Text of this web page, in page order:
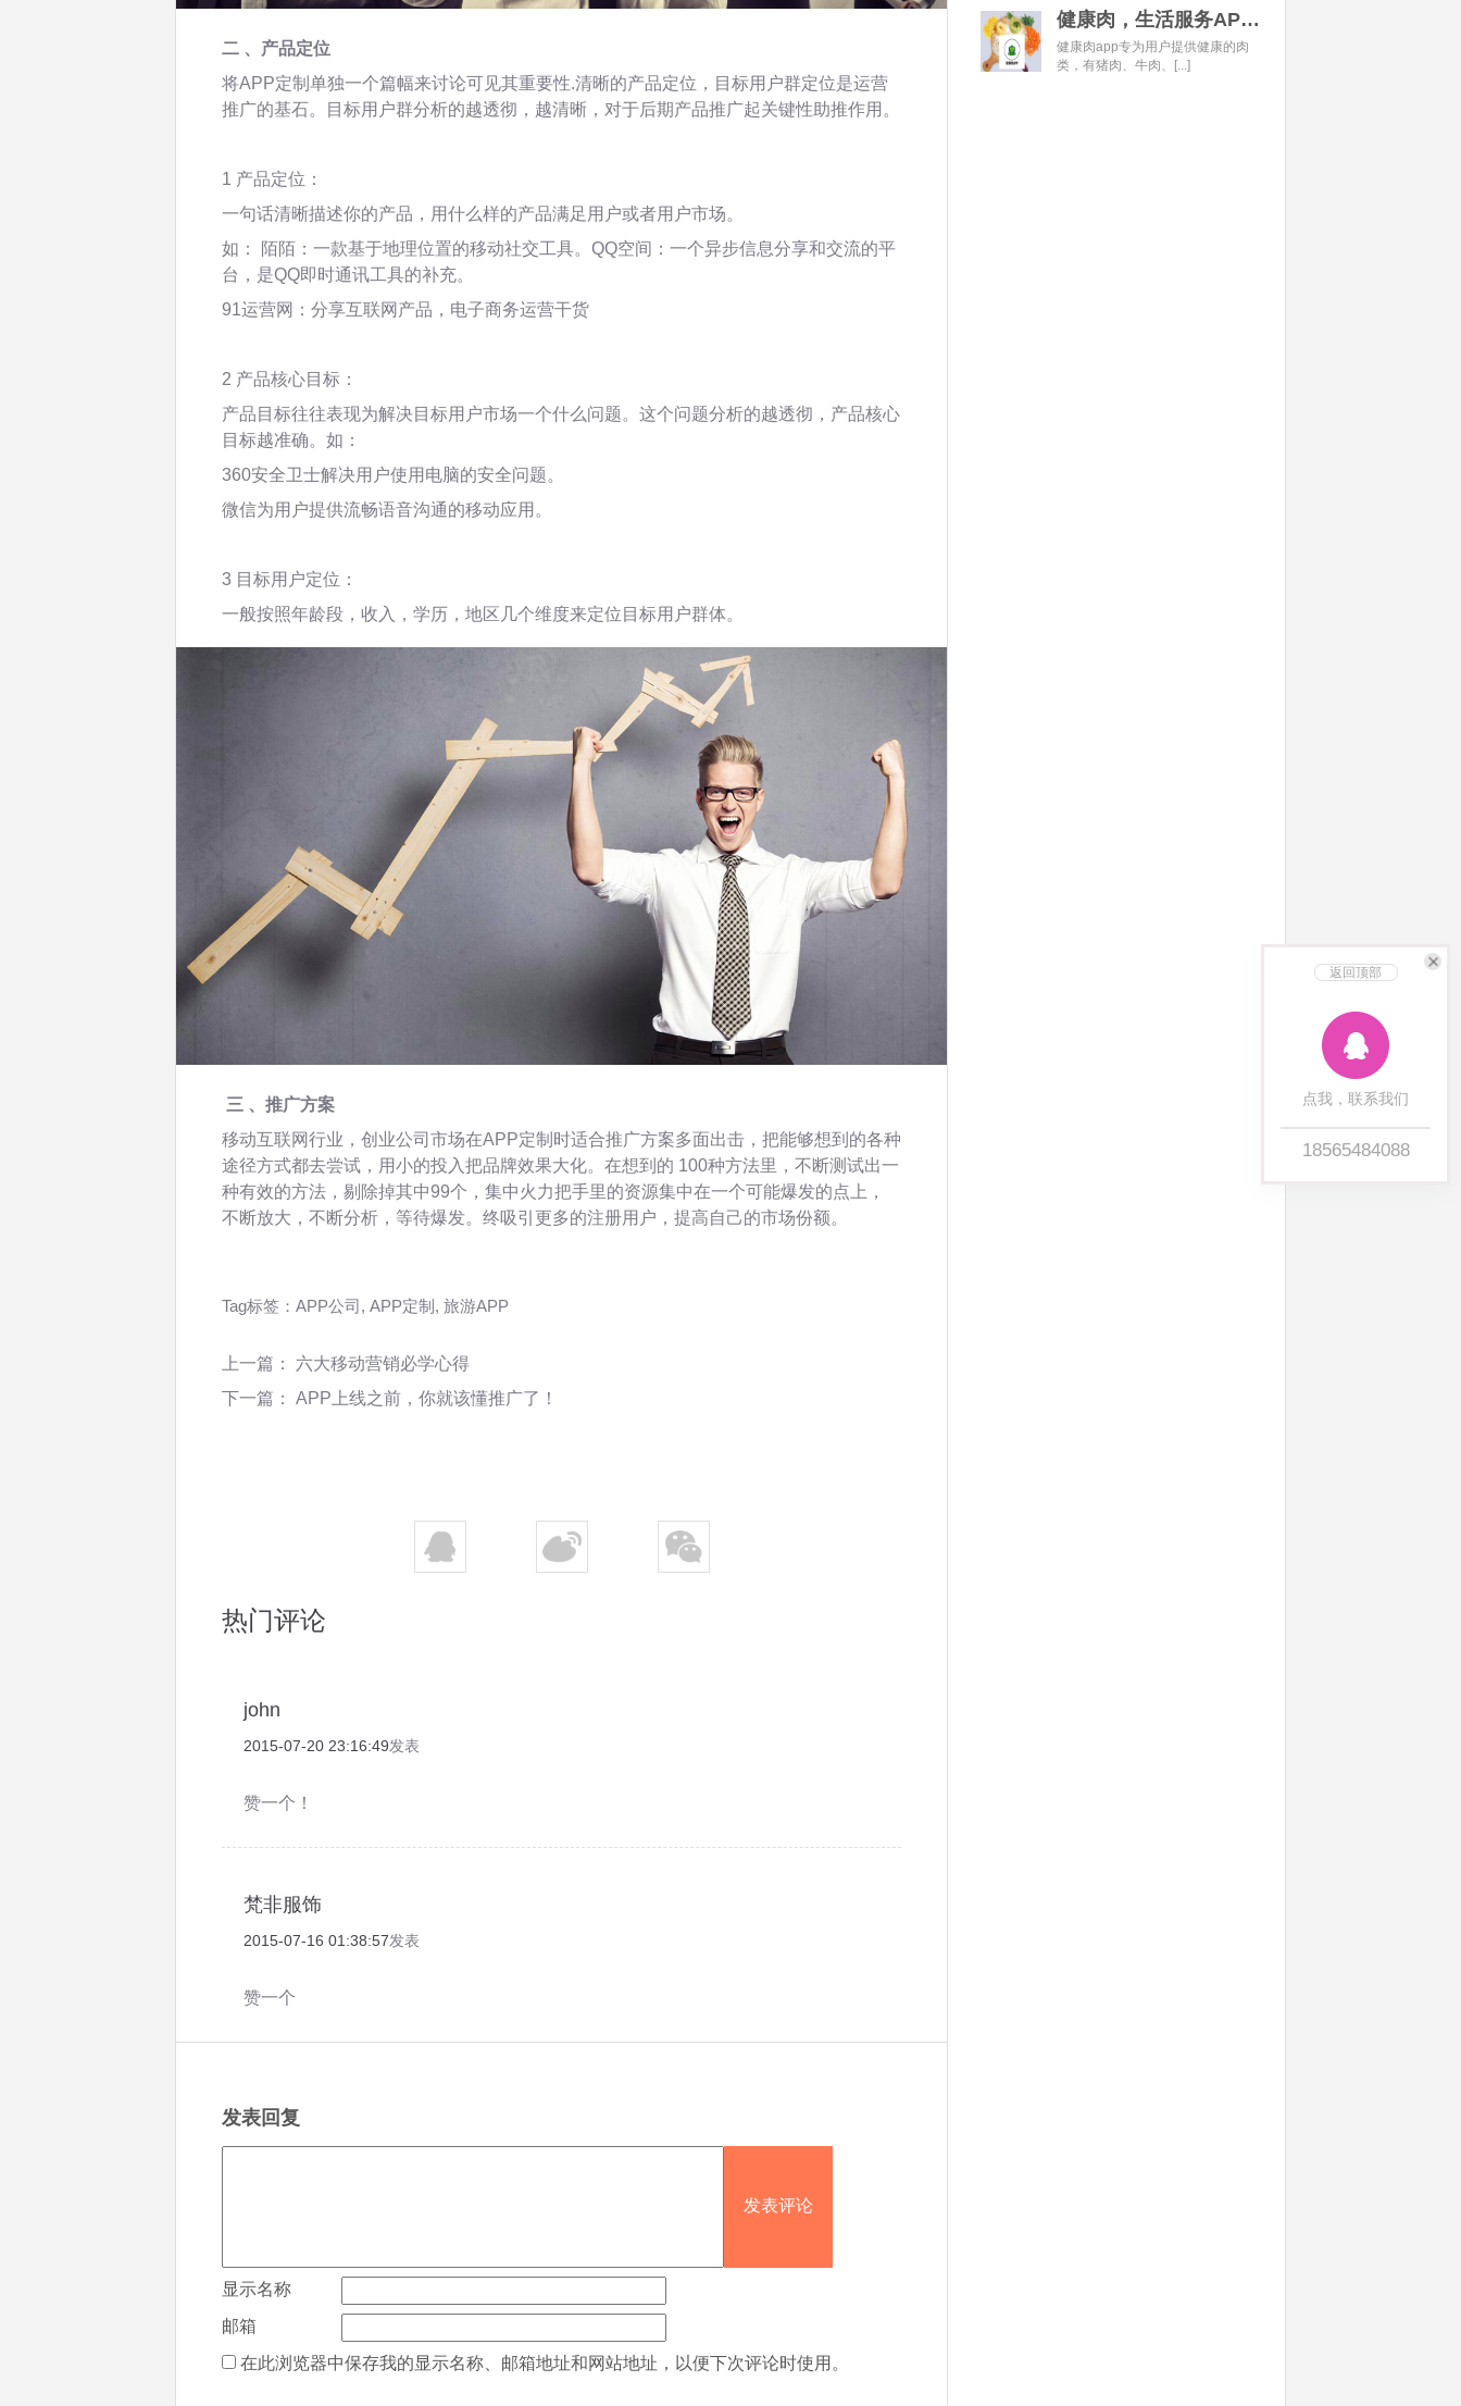
返回顶部
点我，联系我们
18565484088
二 、产品定位
将APP定制单独一个篇幅来讨论可见其重要性.清晰的产品定位，目标用户群定位是运营
推广的基石。目标用户群分析的越透彻，越清晰，对于后期产品推广起关键性助推作用。
1 产品定位：
一句话清晰描述你的产品，用什么样的产品满足用户或者用户市场。
如： 陌陌：一款基于地理位置的移动社交工具。QQ空间：一个异步信息分享和交流的平
台，是QQ即时通讯工具的补充。
91运营网：分享互联网产品，电子商务运营干货
2 产品核心目标：
产品目标往往表现为解决目标用户市场一个什么问题。这个问题分析的越透彻，产品核心
目标越准确。如：
360安全卫士解决用户使用电脑的安全问题。
微信为用户提供流畅语音沟通的移动应用。
3 目标用户定位：
一般按照年龄段，收入，学历，地区几个维度来定位目标用户群体。
三 、推广方案
移动互联网行业，创业公司市场在APP定制时适合推广方案多面出击，把能够想到的各种
途径方式都去尝试，用小的投入把品牌效果大化。在想到的 100种方法里，不断测试出一
种有效的方法，剔除掉其中99个，集中火力把手里的资源集中在一个可能爆发的点上，
不断放大，不断分析，等待爆发。终吸引更多的注册用户，提高自己的市场份额。
Tag标签： APP公司 , APP定制 , 旅游APP
上一篇： 六大移动营销必学心得
下一篇： APP上线之前，你就该懂推广了！
热门评论
john
2015-07-20 23:16:49发表
赞一个！
梵非服饰
2015-07-16 01:38:57发表
赞一个
发表回复
显示名称
邮箱
在此浏览器中保存我的显示名称、邮箱地址和网站地址，以便下次评论时使用。
健康肉，生活服务APP开发经典案例
健康肉app专为用户提供健康的肉
类，有猪肉、牛肉、[...]